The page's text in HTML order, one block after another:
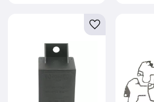
Lägg till i favoriter